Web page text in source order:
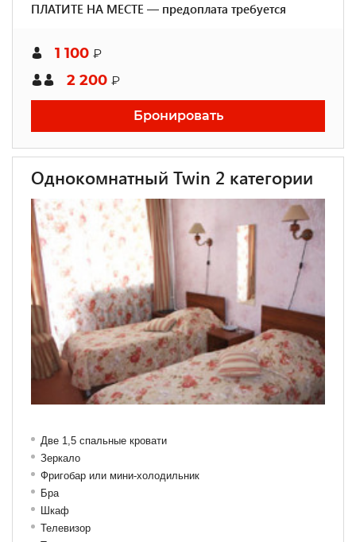
ПЛАТИТЕ НА МЕСТЕ — предоплата требуется
1 100 ₽
2 200 ₽
Бронировать
Однокомнатный Twin 2 категории
Две 1,5 спальные кровати
Зеркало
Фригобар или мини-холодильник
Бра
Шкаф
Телевизор